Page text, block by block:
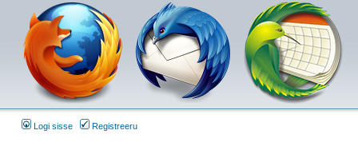
Logi sisse Registreeru